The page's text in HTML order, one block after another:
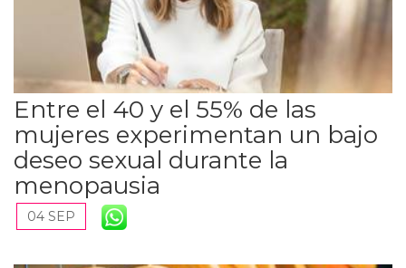
Entre el 40 y el 55% de las
mujeres experimentan un bajo
deseo sexual durante la
menopausia
04 SEP